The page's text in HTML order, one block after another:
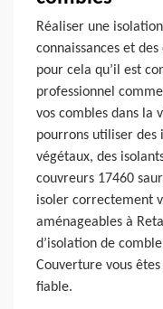
Réaliser une
connaissances et
pour cela qu’il est
professionnel
vos combles dans la
pourrons utiliser des
végétaux, des
couvreurs 17460
isoler correctement
aménageables à
d’isolation de
Couverture vous
fiable.